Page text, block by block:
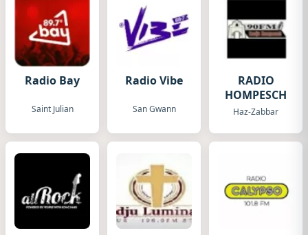
Radio Bay
Saint Julian
Radio Vibe
San Gwann
RADIO
HOMPESCH
Haz-Zabbar